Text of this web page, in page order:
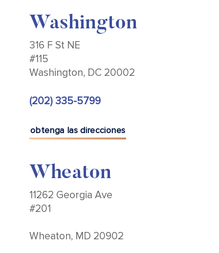
Washington
316 F St NE
#115
Washington, DC 20002
(202) 335-5799
obtenga las direcciones
Wheaton
11262 Georgia Ave
#201
Wheaton, MD 20902